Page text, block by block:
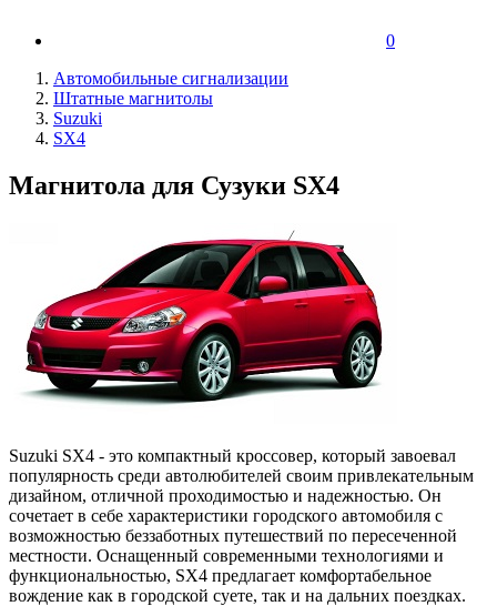
0
Автомобильные сигнализации
Штатные магнитолы
Suzuki
SX4
Магнитола для Сузуки SX4
Suzuki SX4 - это компактный кроссовер, который завоевал
популярность среди автолюбителей своим привлекательным
дизайном, отличной проходимостью и надежностью. Он
сочетает в себе характеристики городского автомобиля с
возможностью беззаботных путешествий по пересеченной
местности. Оснащенный современными технологиями и
функциональностью, SX4 предлагает комфортабельное
вождение как в городской суете, так и на дальних поездках.